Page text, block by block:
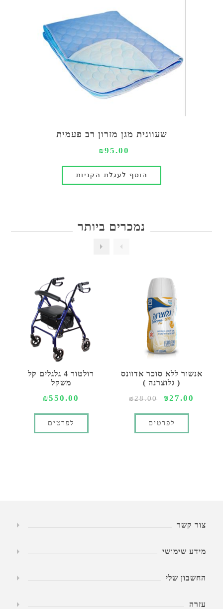
שעוונית מגן מזרון רב פעמית
₪95.00
נמכרים ביותר
אנשור ללא סוכר אדוונס
( גלוצרנה )
₪27.00
₪28.00
לפרטים
רולטור 4 גלגלים קל
משקל
₪550.00
לפרטים
צור קשר
מידע שימושי
החשבון שלי
עזרה